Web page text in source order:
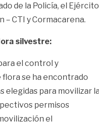
de la Policía, el
– CTI y Cormacarena.
silvestre:
el control y
se ha encontrado
elegidas para movilizar
permisos
el